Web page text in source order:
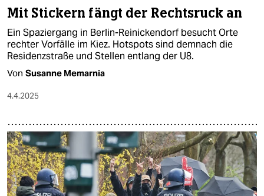
Mit Stickern fängt der Rechtsruck an
Ein Spaziergang in Berlin-Reinickendorf besucht Orte
rechter Vorfälle im Kiez. Hotspots sind demnach die
Residenzstraße und Stellen entlang der U8.
Von Susanne Memarnia
4.4.2025